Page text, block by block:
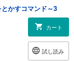
かすコマンド～3
カート
試し読み